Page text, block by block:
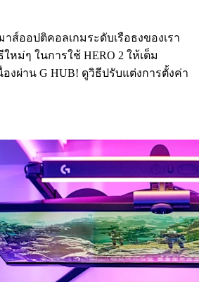
าส์ออปติคอลเกมระดับเรือธงของเรา
หม่ๆ ในการใช้ HERO 2 ให้เต็ม
งผ่าน G HUB! ดูวิธีปรับแต่งการตั้งค่า